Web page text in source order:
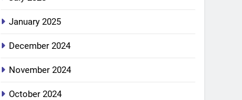
January 2025
December 2024
November 2024
October 2024